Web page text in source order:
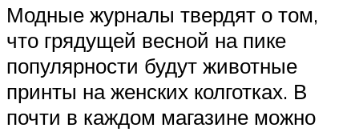
Модные журналы твердят о том,
что грядущей весной на пике
популярности будут животные
принты на женских колготках. В
почти в каждом магазине можно